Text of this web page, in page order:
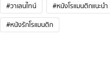
#วาเลนไทน์
#หนังโรแมนติกแนะนํา
#หนังรักโรแมนติก